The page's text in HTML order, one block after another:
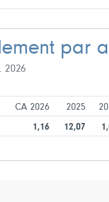
par
2026
CA 2026 2025
1,16 12,07